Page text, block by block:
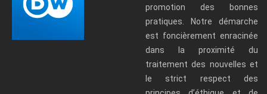
promotion des bonnes
pratiques. Notre démarche
est foncièrement enracinée
dans la proximité du
traitement des nouvelles et
le strict respect des